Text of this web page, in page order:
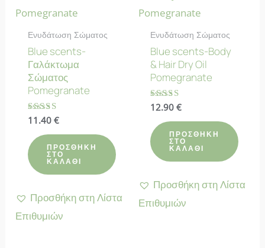
Ενυδάτωση Σώματος
Blue scents-
Γαλάκτωμα
Σώματος
Pomegranate
Βαθμολογήθηκε
4.88
από 5
11.40 €
ΠΡΟΣΘΉΚΗ
ΣΤΟ
ΚΑΛΆΘΙ
Προσθήκη στη Λίστα
Επιθυμιών
Ενυδάτωση Σώματος
Blue scents-Body
& Hair Dry Oil
Pomegranate
Βαθμολογήθηκε
4.67
από 5
12.90€
ΠΡΟΣΘΉΚΗ
ΣΤΟ
ΚΑΛΆΘΙ
Προσθήκη στη Λίστα
Επιθυμιών